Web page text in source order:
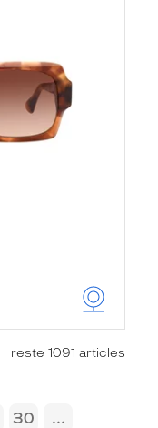
reste 1091 articles
30
...